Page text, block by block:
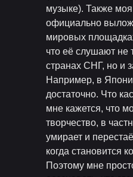
музыке). Также
официально
мировых
что её слушают не
странах СНГ, но и
Например, в
достаточно. Что
мне кажется, что
творчество, в
умирает и
когда становится
Поэтому мне